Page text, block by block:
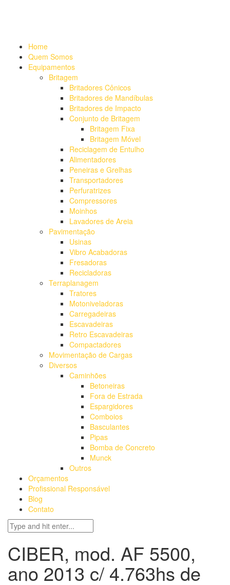
Home
Quem Somos
Equipamentos
Britagem
Britadores Cônicos
Britadores de Mandíbulas
Britadores de Impacto
Conjunto de Britagem
Britagem Fixa
Britagem Móvel
Reciclagem de Entulho
Alimentadores
Peneiras e Grelhas
Transportadores
Perfuratrizes
Compressores
Moinhos
Lavadores de Areia
Pavimentação
Usinas
Vibro Acabadoras
Fresadoras
Recicladoras
Terraplanagem
Tratores
Motoniveladoras
Carregadeiras
Escavadeiras
Retro Escavadeiras
Compactadores
Movimentação de Cargas
Diversos
Caminhões
Betoneiras
Fora de Estrada
Espargidores
Comboios
Basculantes
Pipas
Bomba de Concreto
Munck
Outros
Orçamentos
Profissional Responsável
Blog
Contato
CIBER, mod. AF 5500,
ano 2013 c/ 4.763hs de